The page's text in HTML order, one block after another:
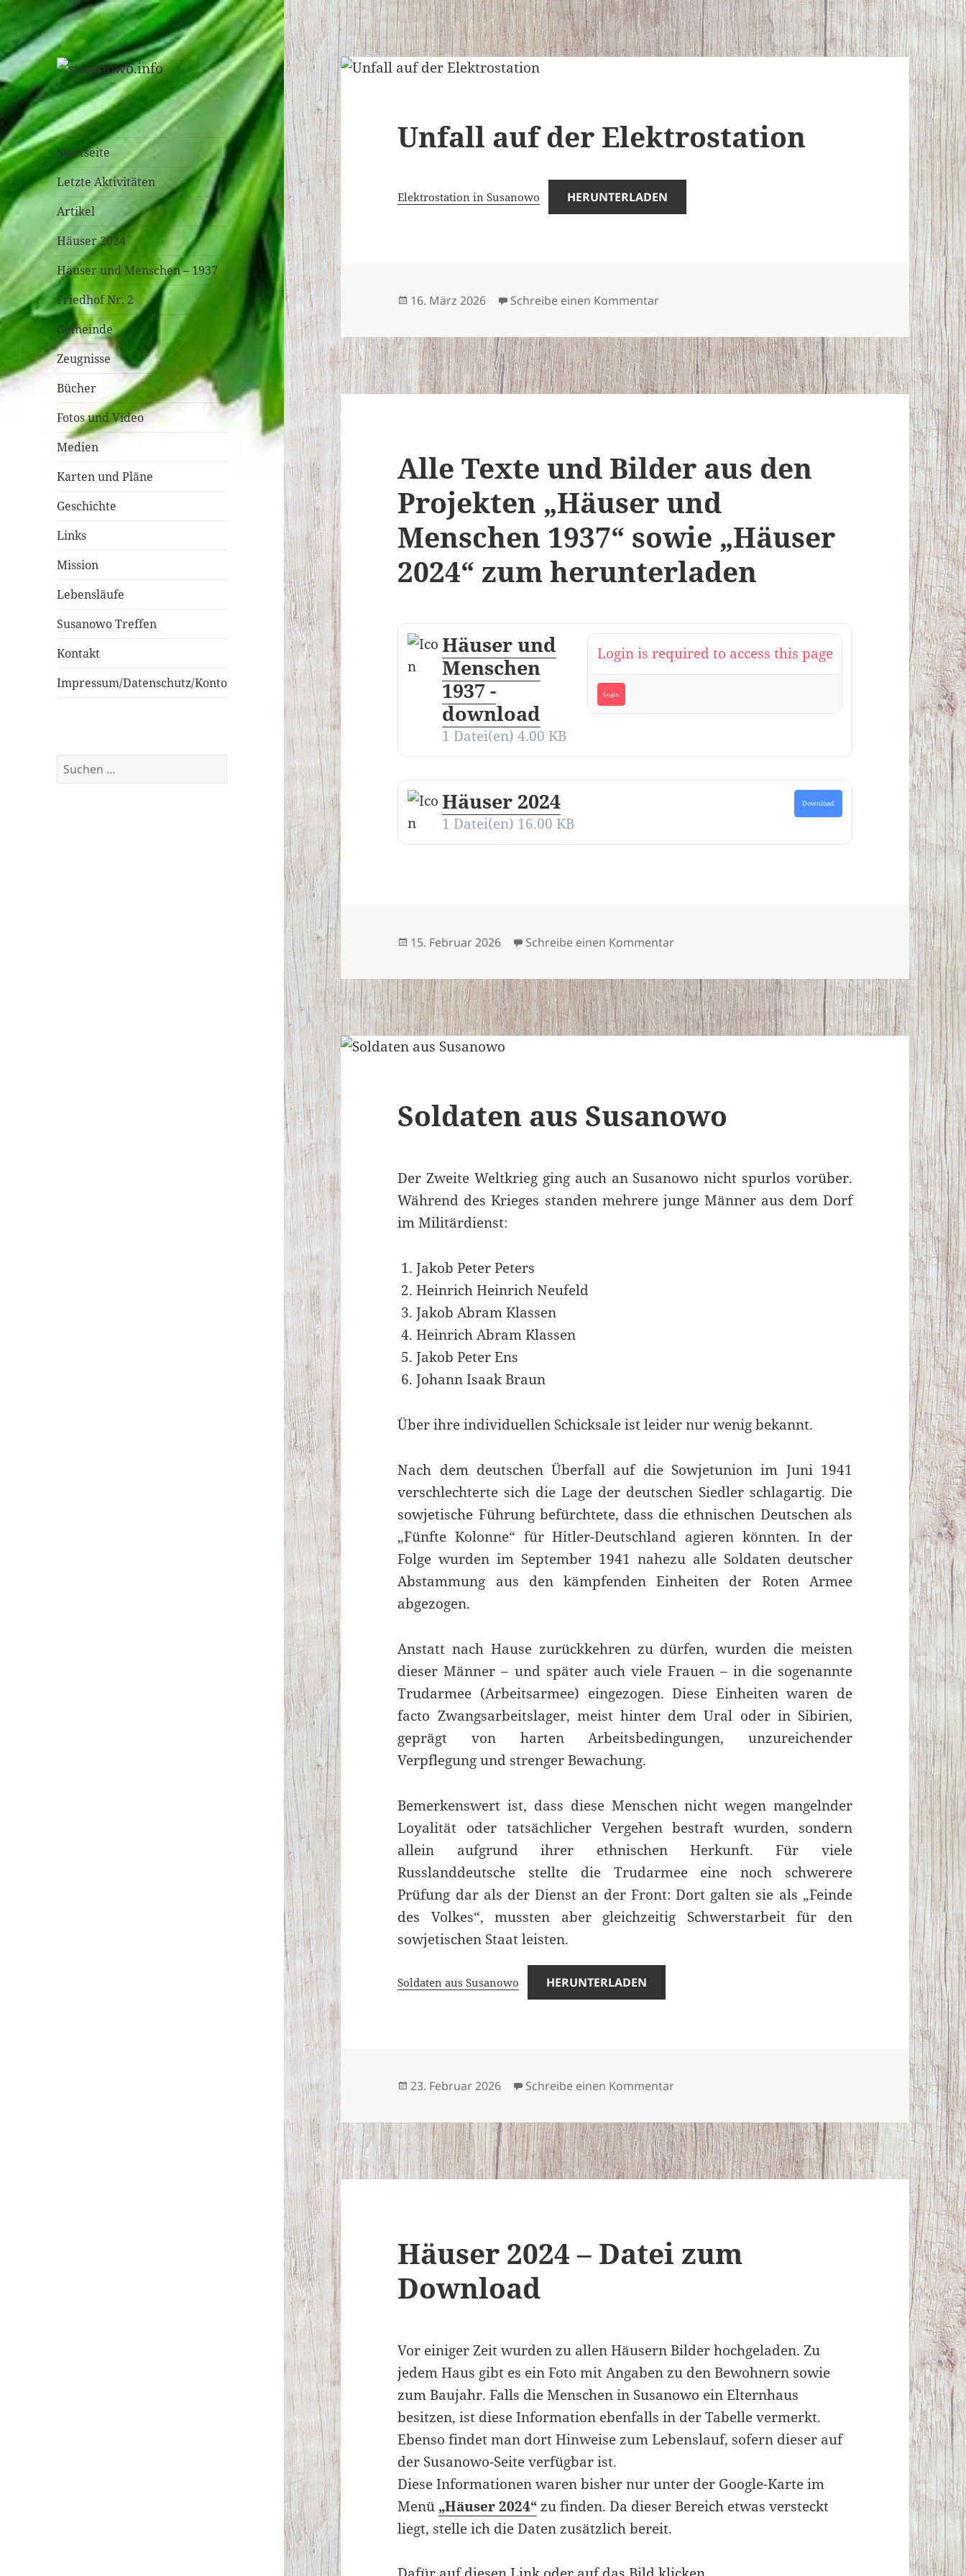
susanowo.info
Startseite
Letzte Aktivitäten
Artikel
Häuser 2024
Häuser und Menschen – 1937
Friedhof Nr. 2
Gemeinde
Zeugnisse
Bücher
Fotos und Video
Medien
Karten und Pläne
Geschichte
Links
Mission
Lebensläufe
Susanowo Treffen
Kontakt
Impressum/Datenschutz/Konto
Suchen
nach:
Unfall auf der Elektrostation
Elektrostation in Susanowo HERUNTERLADEN
Veröffentlicht
16. März 2026 Schreibe einen Kommentarzu Unfall auf der Elektrostation
Alle Texte und Bilder aus den
Projekten „Häuser und
Menschen 1937“ sowie „Häuser
2024“ zum herunterladen
Häuser und
Menschen
1937 -
download
1 Datei(en) 4.00 KB
Login is required to access this page
Login
Häuser 2024
1 Datei(en) 16.00 KB
Download
Veröffentlicht
15. Februar 2026 Schreibe einen Kommentarzu Alle Texte und Bilder aus den Projekten „Häuser
Soldaten aus Susanowo
Der Zweite Weltkrieg ging auch an Susanowo nicht spurlos vorüber.
Während des Krieges standen mehrere junge Männer aus dem Dorf
im Militärdienst:
Jakob Peter Peters
Heinrich Heinrich Neufeld
Jakob Abram Klassen
Heinrich Abram Klassen
Jakob Peter Ens
Johann Isaak Braun
Über ihre individuellen Schicksale ist leider nur wenig bekannt.
Nach dem deutschen Überfall auf die Sowjetunion im Juni 1941
verschlechterte sich die Lage der deutschen Siedler schlagartig. Die
sowjetische Führung befürchtete, dass die ethnischen Deutschen als
„Fünfte Kolonne“ für Hitler-Deutschland agieren könnten. In der
Folge wurden im September 1941 nahezu alle Soldaten deutscher
Abstammung aus den kämpfenden Einheiten der Roten Armee
abgezogen.
Anstatt nach Hause zurückkehren zu dürfen, wurden die meisten
dieser Männer – und später auch viele Frauen – in die sogenannte
Trudarmee (Arbeitsarmee) eingezogen. Diese Einheiten waren de
facto Zwangsarbeitslager, meist hinter dem Ural oder in Sibirien,
geprägt von harten Arbeitsbedingungen, unzureichender
Verpflegung und strenger Bewachung.
Bemerkenswert ist, dass diese Menschen nicht wegen mangelnder
Loyalität oder tatsächlicher Vergehen bestraft wurden, sondern
allein aufgrund ihrer ethnischen Herkunft. Für viele
Russlanddeutsche stellte die Trudarmee eine noch schwerere
Prüfung dar als der Dienst an der Front: Dort galten sie als „Feinde
des Volkes“, mussten aber gleichzeitig Schwerstarbeit für den
sowjetischen Staat leisten.
Soldaten aus Susanowo HERUNTERLADEN
Veröffentlicht
23. Februar 2026 Schreibe einen Kommentarzu Soldaten aus Susanowo
Häuser 2024 – Datei zum
Download
Vor einiger Zeit wurden zu allen Häusern Bilder hochgeladen. Zu
jedem Haus gibt es ein Foto mit Angaben zu den Bewohnern sowie
zum Baujahr. Falls die Menschen in Susanowo ein Elternhaus
besitzen, ist diese Information ebenfalls in der Tabelle vermerkt.
Ebenso findet man dort Hinweise zum Lebenslauf, sofern dieser auf
der Susanowo-Seite verfügbar ist.
Diese Informationen waren bisher nur unter der Google-Karte im
Menü „Häuser 2024“zu finden. Da dieser Bereich etwas versteckt
liegt, stelle ich die Daten zusätzlich bereit.